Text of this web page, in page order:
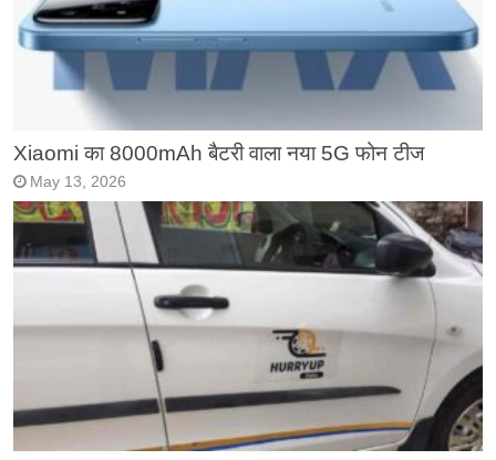
Xiaomi का 8000mAh बैटरी वाला नया 5G फोन टीज
May 13, 2026